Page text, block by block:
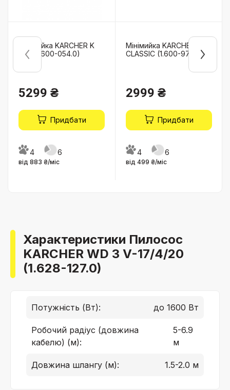
Мінімийка KARCHER K
Mini (1.600-054.0)
5299 ₴
Придбати
4 6
від 883 ₴/міс
Мінімийка KARCHER K 2
CLASSIC (1.600-979.0)
2999 ₴
Придбати
4 6
від 499 ₴/міс
Характеристики Пилосос
KARCHER WD 3 V-17/4/20
(1.628-127.0)
Потужність (Вт): до 1600 Вт
Робочий радіус (довжина
кабелю) (м):
5-6.9
м
Довжина шлангу (м): 1.5-2.0 м